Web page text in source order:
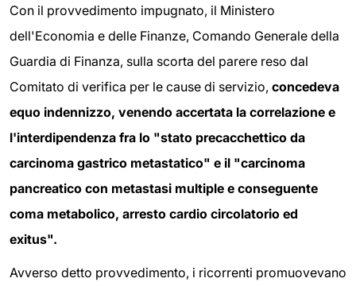
Con il provvedimento impugnato, il Ministero
dell'Economia e delle Finanze, Comando Generale della
Guardia di Finanza, sulla scorta del parere reso dal
Comitato di verifica per le cause di servizio, concedeva
equo indennizzo, venendo accertata la correlazione e
l'interdipendenza fra lo "stato precacchettico da
carcinoma gastrico metastatico" e il "carcinoma
pancreatico con metastasi multiple e conseguente
coma metabolico, arresto cardio circolatorio ed
exitus".
Avverso detto provvedimento, i ricorrenti promuovevano